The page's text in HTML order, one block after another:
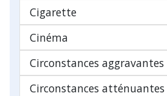
Cigarette
Cinéma
Circonstances aggravantes
Circonstances atténuantes